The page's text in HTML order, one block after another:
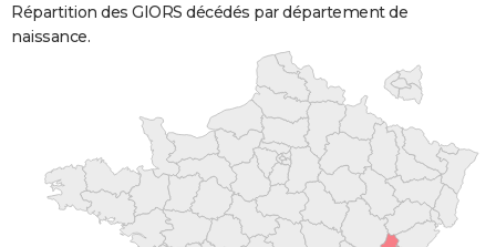
Répartition des GIORS décédés par département de
naissance.